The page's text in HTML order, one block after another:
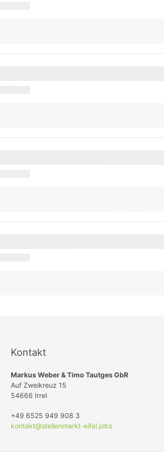
Kontakt
Markus Weber & Timo Tautges GbR
Auf Zweikreuz 15
54666 Irrel
+49 6525 949 908 3
kontakt@stellenmarkt-eifel.jobs